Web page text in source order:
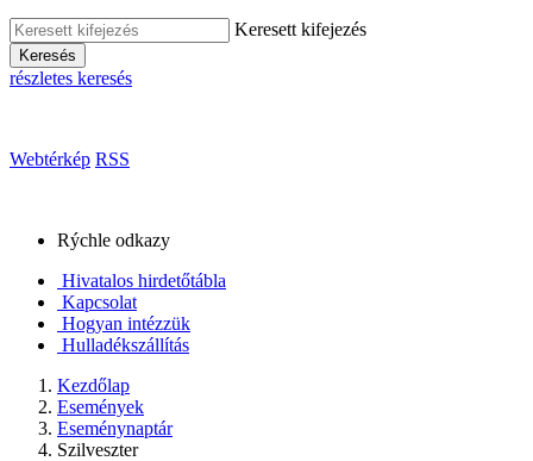
Keresett kifejezés
Keresés
részletes keresés
Webtérkép RSS
Rýchle odkazy
Hivatalos hirdetőtábla
Kapcsolat
Hogyan intézzük
Hulladékszállítás
Kezdőlap
Események
Eseménynaptár
Szilveszter